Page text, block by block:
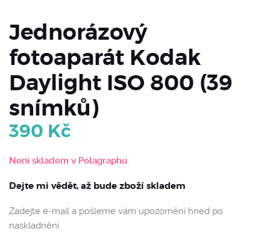
Jednorázový
fotoaparát Kodak
Daylight ISO 800 (39
snímků)
390 Kč
Není skladem v Polagraphu
Dejte mi vědět, až bude zboží skladem
Zadejte e-mail a pošleme vám upozornění hned po
naskladnění.